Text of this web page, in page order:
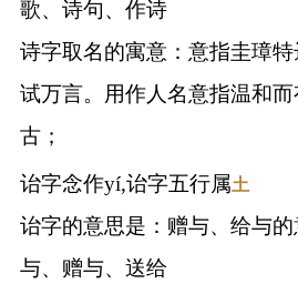
歌、诗句、作诗
诗字取名的寓意：意指圭璋
试万言。用作人名意指温和
古；
诒字念作yí,诒字五行属土
诒字的意思是：赠与、给与
与、赠与、送给